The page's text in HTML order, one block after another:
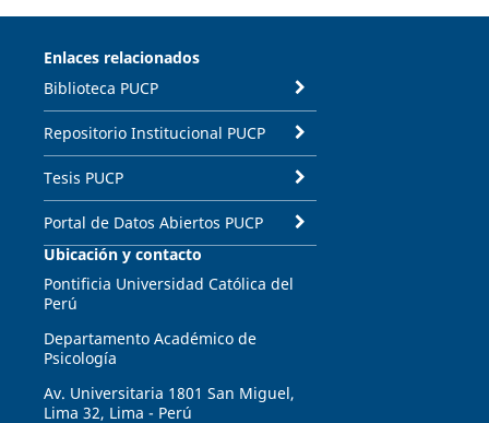
Enlaces relacionados
Biblioteca PUCP
Repositorio Institucional PUCP
Tesis PUCP
Portal de Datos Abiertos PUCP
Ubicación y contacto
Pontificia Universidad Católica del
Perú
Departamento Académico de
Psicología
Av. Universitaria 1801 San Miguel,
Lima 32, Lima - Perú